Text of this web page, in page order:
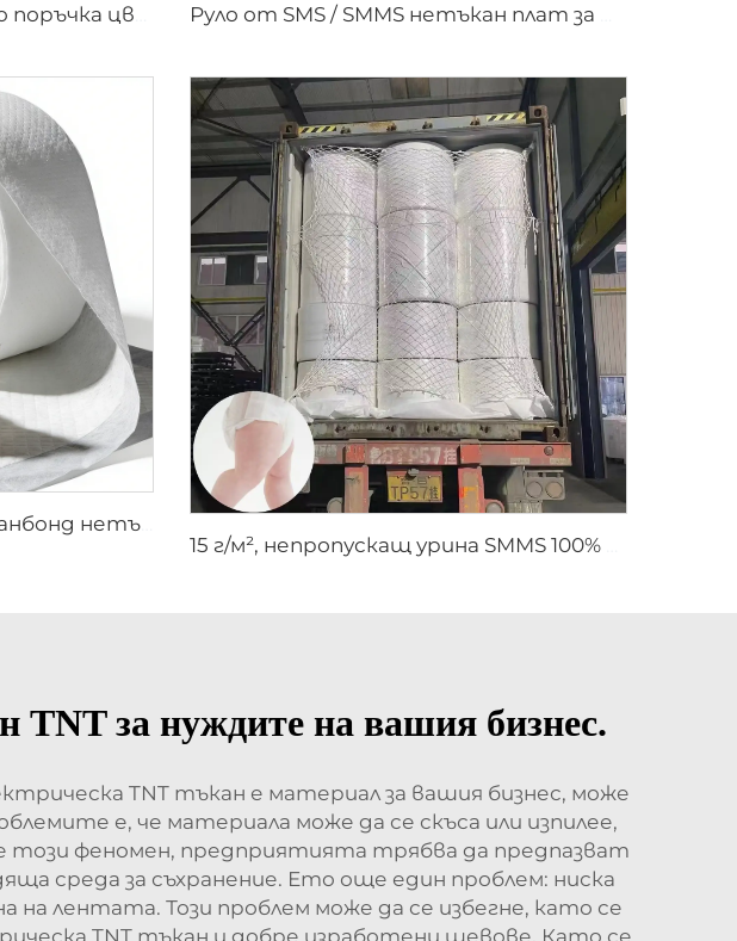
Супер абсорбиращ бял спанбонд нетъкан плат за пелени за домашни любимци - Шандонг Синди Нови Материали
TNT за нуждите на вашия бизнес.
TNT тъкан е материал за вашия бизнес, може
е, че материала може да се скъса или изпилее,
този феномен, предприятията трябва да предпазват
среда за съхранение. Ето още един проблем: ниска
лентата. Този проблем може да се избегне, като се
TNT тъкан и добре изработени шевове. Като се